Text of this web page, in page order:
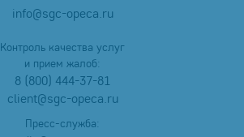
info@sgc-opeca.ru
Контроль качества услуг
и прием жалоб:
8 (800) 444-37-81
client@sgc-opeca.ru
Пресс-служба: